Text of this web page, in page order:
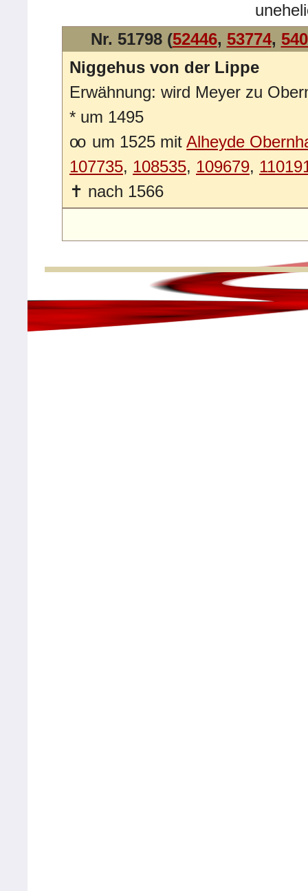
Nr. 51798 (52446, 53774,
Niggehus von der Lippe
Erwähnung: wird Meyer zu
* um 1495
oo um 1525 mitAlheyde
107735, 108535, 109679,
✝ nach 1566